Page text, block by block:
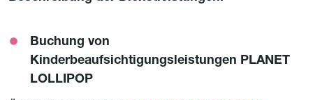
Buchung von
Kinderbeaufsichtigungsleistungen PLANET
LOLLIPOP